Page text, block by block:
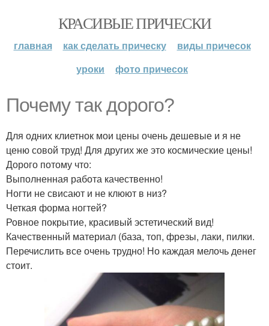
КРАСИВЫЕ ПРИЧЕСКИ
главная как сделать прическу
виды причесок
уроки
фото причесок
Почему так дорого?
Для одних клиетнок мои цены очень дешевые и я не
ценю совой труд! Для других же это космические цены!
Дорого потому что:
Выполненная работа качественно!
Ногти не свисают и не клюют в низ?
Четкая форма ногтей?
Ровное покрытие, красивый эстетический вид!
Качественный материал (база, топ, фрезы, лаки, пилки.
Перечислить все очень трудно! Но каждая мелочь денег
стоит.